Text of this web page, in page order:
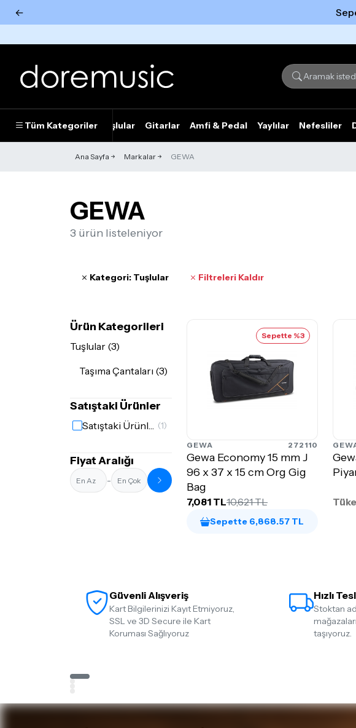
←
Tüm Kategoriler
Piyanolar Tuşlular Gitarlar Amfi & Pedal Yaylılar Nefesliler
Ana Sayfa Markalar GEWA
GEWA
3 ürün listeleniyor
Kategori: Tuşlular Filtreleri Kaldır
Ürün Kategorileri
Tuşlular (3)
Taşıma Çantaları (3)
Satıştaki Ürünler
Satıştaki Ürünler (1)
Fiyat Aralığı
-
Sepette %3
GEWA 272110
Gewa Economy 15 mm J
96 x 37 x 15 cm Org Gig
Bag
7,081 TL10,621 TL
Sepette 6,868.57 TL
Güvenli Alışveriş
Kart Bilgilerinizi Kayıt Etmiyoruz,
SSL ve 3D Secure ile Kart
Koruması Sağlıyoruz
Hızlı
Stoktan
taşıyoruz.
Tümünü Gör Tümünü